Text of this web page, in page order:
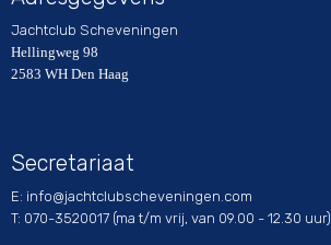
Jachtclub Scheveningen
Hellingweg 98
2583 WH Den Haag
Secretariaat
E: ofni@jachtclubscheveningen.com
T: 070-3520017 (ma t/m vrij, van 09.00 - 12.30 uur)